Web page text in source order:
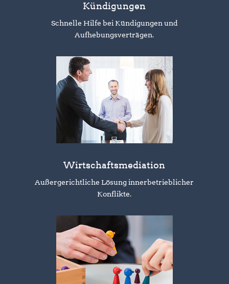
Kündigungen
Schnelle Hilfe bei Kündigungen und
Aufhebungsverträgen.
Wirtschaftsmediation
Außergerichtliche Lösung innerbetrieblicher
Konflikte.